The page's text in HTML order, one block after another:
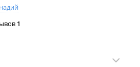
катки во Владивостоке
города будут работать этой
Владивостока
1